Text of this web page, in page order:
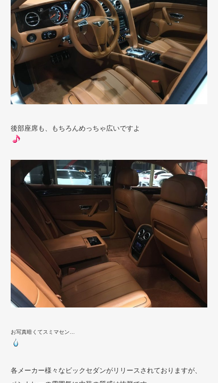
後部座席も、もちろんめっちゃ広いですよ
お写真暗くてスミマセン…
各メーカー様々なビックセダンがリリースされておりますが、